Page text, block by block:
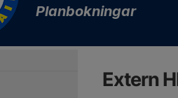
Planbokningar
Extern